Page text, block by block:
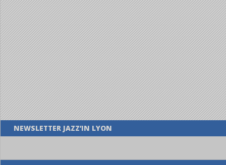
NEWSLETTER JAZZ’IN LYON